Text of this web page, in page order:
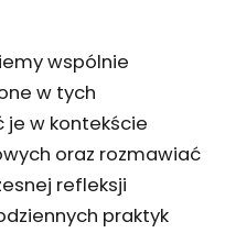
wspólnie
w tych
w kontekście
oraz rozmawiać
refleksji
praktyk